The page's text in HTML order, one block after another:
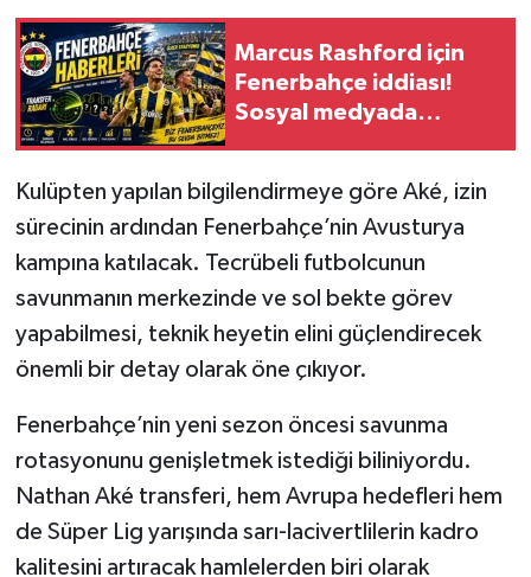
Marcus Rashford için
Fenerbahçe iddiası!
Sosyal medyada
Kulüpten yapılan bilgilendirmeye göre Aké, izin
sürecinin ardından Fenerbahçe’nin Avusturya
kampına katılacak. Tecrübeli futbolcunun
savunmanın merkezinde ve sol bekte görev
yapabilmesi, teknik heyetin elini güçlendirecek
önemli bir detay olarak öne çıkıyor.
Fenerbahçe’nin yeni sezon öncesi savunma
rotasyonunu genişletmek istediği biliniyordu.
Nathan Aké transferi, hem Avrupa hedefleri hem
de Süper Lig yarışında sarı-lacivertlilerin kadro
kalitesini artıracak hamlelerden biri olarak